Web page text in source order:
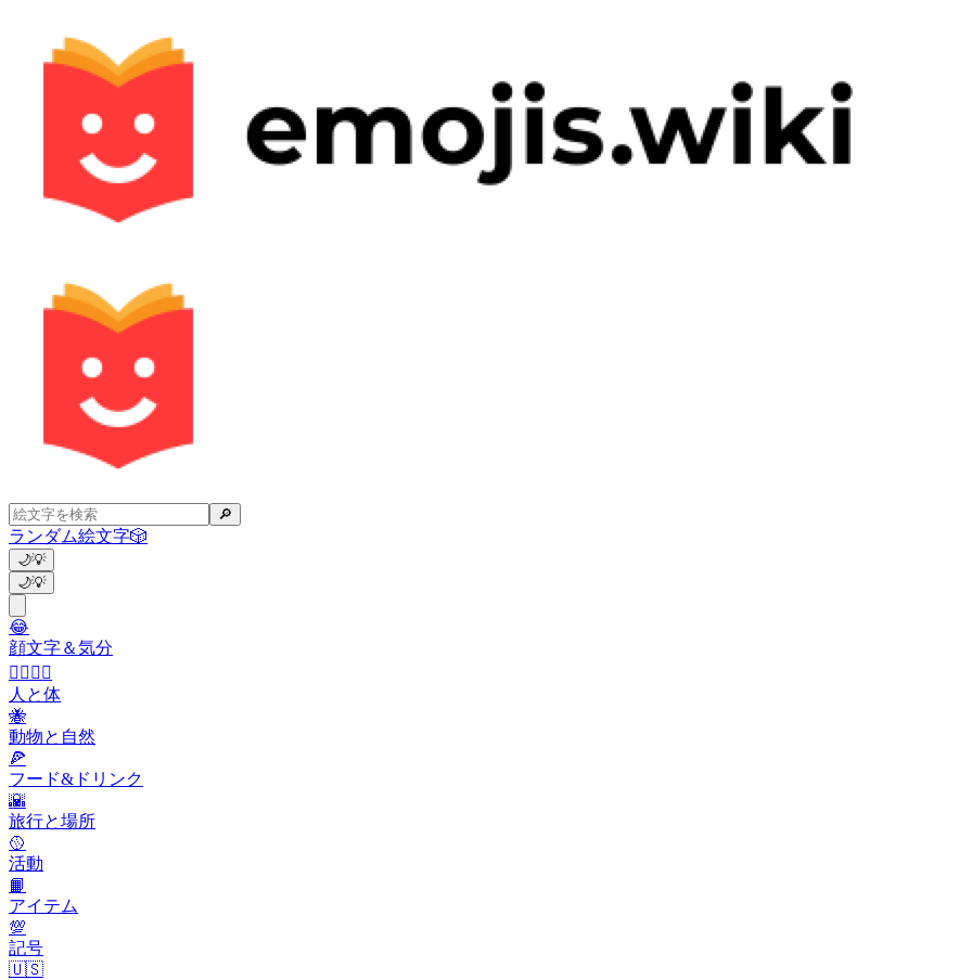
🔎
ランダム絵文字🎲
🌙💡
🌙💡
😂
顔文字＆気分
👩‍❤️‍💋‍👨
人と体
🐝
動物と自然
🍕
フード&ドリンク
🌇
旅行と場所
🥎
活動
📙
アイテム
💯
記号
🇺🇸